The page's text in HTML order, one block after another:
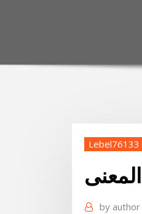
Lebel76133
by author